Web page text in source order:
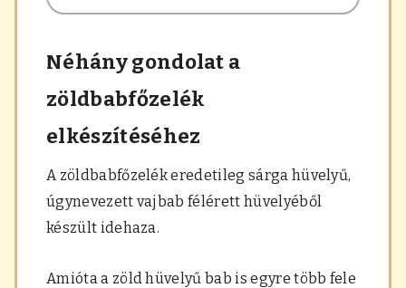
Néhány gondolat a
zöldbabfőzelék
elkészítéséhez
A zöldbabfőzelék eredetileg sárga hüvelyű,
úgynevezett vajbab félérett hüvelyéből
készült idehaza.
Amióta a zöld hüvelyű bab is egyre több fele